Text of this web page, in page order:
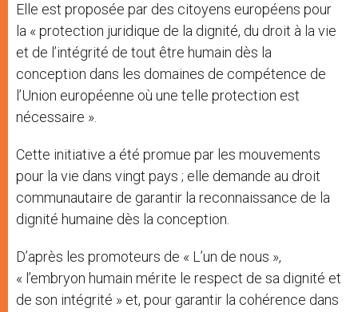
Elle est proposée par des citoyens européens pour
la « protection juridique de la dignité, du droit à la vie
et de l’intégrité de tout être humain dès la
conception dans les domaines de compétence de
l’Union européenne où une telle protection est
nécessaire ».
Cette initiative a été promue par les mouvements
pour la vie dans vingt pays ; elle demande au droit
communautaire de garantir la reconnaissance de la
dignité humaine dès la conception.
D’après les promoteurs de « L’un de nous »,
« l’embryon humain mérite le respect de sa dignité et
de son intégrité » et, pour garantir la cohérence dans